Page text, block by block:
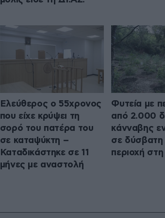
Ελεύθερος ο 55χρονος
που είχε κρύψει τη
σορό του πατέρα του
σε καταψύκτη –
Καταδικάστηκε σε 11
μήνες με αναστολή
Φυτεία με
από 2.000
κάνναβης
σε δύσβατη
περιοχή